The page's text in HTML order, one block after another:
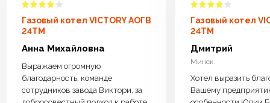
Газовый котел VICTORY АОГВ
24TM
Анна Михайловна
Выражаем огромную
благодарность, команде
сотрудников завода Виктори, за
Газовый котел
24TM
Дмитрий
Минск
Хотел выразить
Вашему